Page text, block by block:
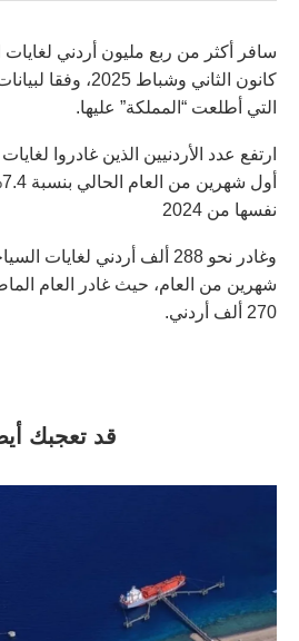
سافر أكثر من ربع مليون أردني لغايات
كانون الثاني وشباط
التي أطلعت “المملكة” عليها.
ارتفع عدد الأردنيين الذين غادروا
نفسها من 2024
وغادر نحو 288 ألف أردني
شهرين من العام، حيث غادر العام
270 ألف أردني.
قد تعجبك